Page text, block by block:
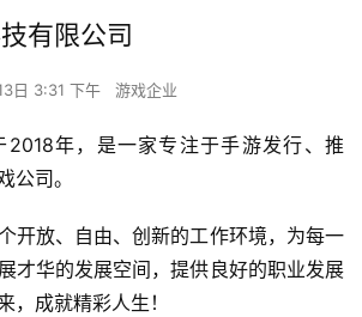
有限公司
日 3:31 下午 游戏企业
2018年，是一家专注于手游发行、推
公司。
开放、自由、创新的工作环境，为每一
才华的发展空间，提供良好的职业发展
，成就精彩人生！